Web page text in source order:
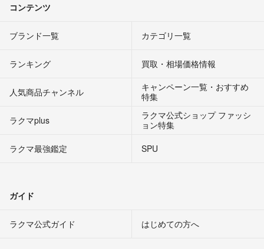
コンテンツ
ブランド一覧 カテゴリ一覧
ランキング 買取・相場価格情報
人気商品チャンネル
キャンペーン一覧・おすすめ
特集
ラクマplus
ラクマ公式ショップ ファッシ
ョン特集
ラクマ最強鑑定
SPU
ガイド
ラクマ公式ガイド はじめての方へ